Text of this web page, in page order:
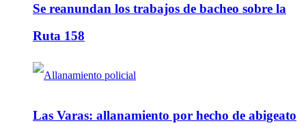
Se reanundan los trabajos de bacheo sobre la
Ruta 158
Las Varas: allanamiento por hecho de abigeato